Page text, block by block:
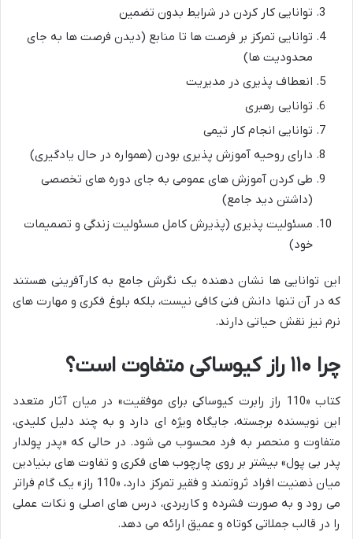
توانایی کار کردن در شرایط بدون تضمین
توانایی تمرکز بر فرصت ها تا منابع (دیدن فرصت ها به جای
محدودیت ها)
انعطاف پذیری در مدیریت
توانایی رهبری
توانایی انجام کار تیمی
دارای روحیه آموزش پذیری بودن (همواره در حال یادگیری)
طی کردن آموزش های عمومی به جای دوره های تخصصی
(داشتن دید جامع)
مسئولیت پذیری (پذیرش کامل مسئولیت زندگی و تصمیمات
خود)
این توانایی ها نشان دهنده یک نگرش جامع به کارآفرینی هستند
که در آن تنها دانش فنی کافی نیست، بلکه بلوغ فکری و مهارت های
نرم نیز نقش حیاتی دارند.
چرا ۱۱۰ راز کیوساکی متفاوت است؟
کتاب «110 راز رابرت کیوساکی برای موفقیت» در میان آثار متعدد
این نویسنده برجسته، جایگاه ویژه ای دارد و به چند دلیل کلیدی،
متفاوت و منحصر به فرد محسوب می شود. در حالی که «پدر پولدار
پدر بی پول» بیشتر بر روی چارچوب های فکری و تفاوت های بنیادین
میان ذهنیت افراد ثروتمند و فقیر تمرکز دارد، «110 راز» یک گام فراتر
می رود و به صورت فشرده و کاربردی، درس های اصلی و نکات عملی
را در قالب جملاتی کوتاه و عمیق ارائه می دهد.